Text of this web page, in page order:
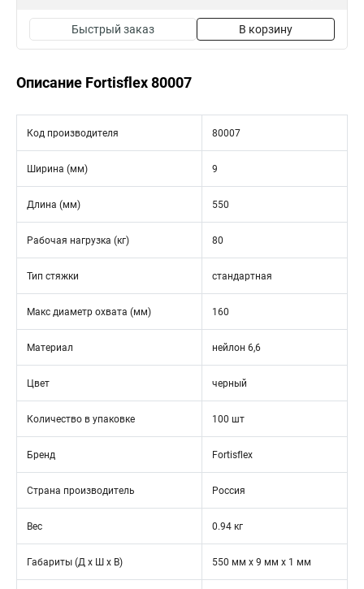
Быстрый заказ В корзину
Описание Fortisflex 80007
Код производителя 80007
Ширина (мм) 9
Длина (мм) 550
Рабочая нагрузка (кг) 80
Тип стяжки стандартная
Макс диаметр охвата (мм) 160
Материал нейлон 6,6
Цвет черный
Количество в упаковке 100 шт
Бренд Fortisflex
Страна производитель Россия
Вес 0.94 кг
Габариты (Д х Ш х В) 550 мм x 9 мм x 1 мм